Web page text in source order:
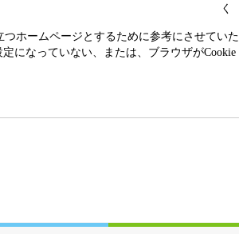
く
ホームページとするために参考にさせてい
になっていない、または、ブラウザが